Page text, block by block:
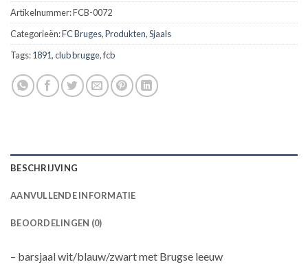
Artikelnummer:FCB-0072
Categorieën:FC Bruges,Produkten,Sjaals
Tags:1891,club brugge,fcb
BESCHRIJVING
AANVULLENDE INFORMATIE
BEOORDELINGEN (0)
– barsjaal wit/blauw/zwart met Brugse leeuw